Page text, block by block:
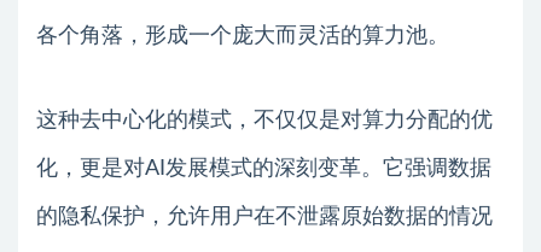
各个角落，形成一个庞大而灵活的算力池。
这种去中心化的模式，不仅仅是对算力分配的优
化，更是对AI发展模式的深刻变革。它强调数据
的隐私保护，允许用户在不泄露原始数据的情况